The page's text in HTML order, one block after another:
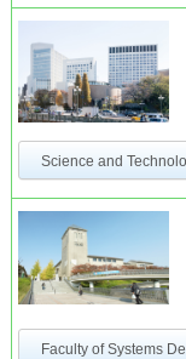
Science and
Faculty of Systems